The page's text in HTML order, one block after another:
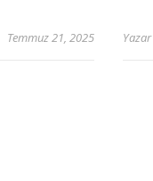
Temmuz 21, 2025 Yazar